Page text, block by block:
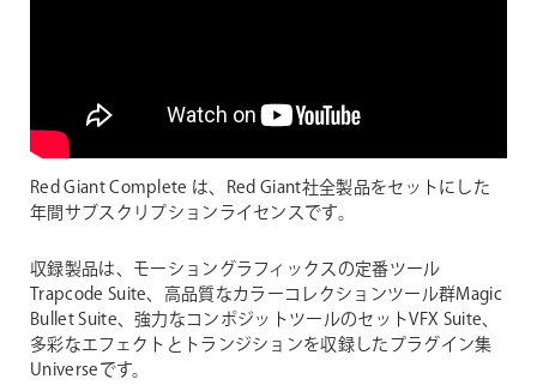
Red Giant Complete は、Red Giant社全製品をセットにした
年間サブスクリプションライセンスです。
収録製品は、モーショングラフィックスの定番ツール
Trapcode Suite、高品質なカラーコレクションツール群Magic
Bullet Suite、強力なコンポジットツールのセットVFX Suite、
多彩なエフェクトとトランジションを収録したプラグイン集
Universeです。